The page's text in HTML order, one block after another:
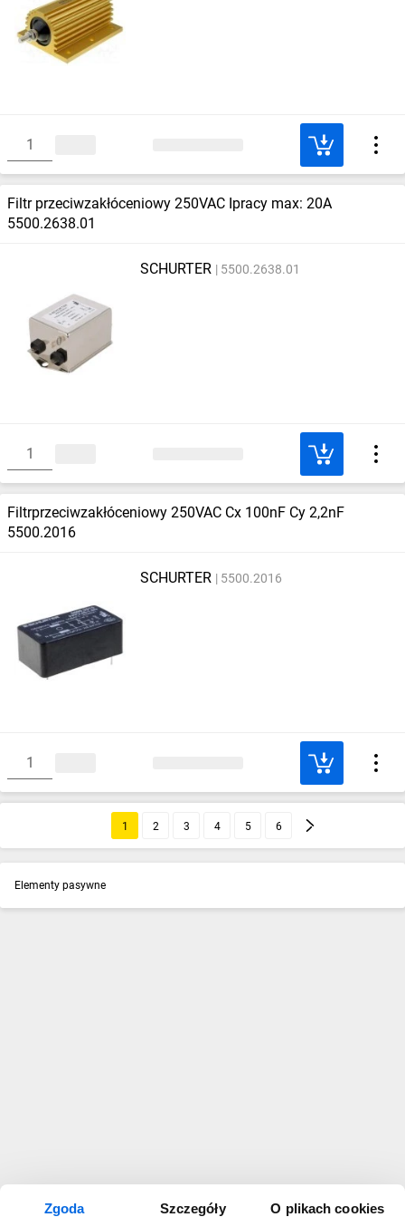
Zgoda Szczegóły O plikach cookies
Filtr przeciwzakłóceniowy 250VAC Ipracy max: 20A
5500.2638.01
SCHURTER 5500.2638.01
Filtrprzeciwzakłóceniowy 250VAC Cx 100nF Cy 2,2nF
5500.2016
SCHURTER 5500.2016
1 2 3 4 5 6
Elementy pasywne